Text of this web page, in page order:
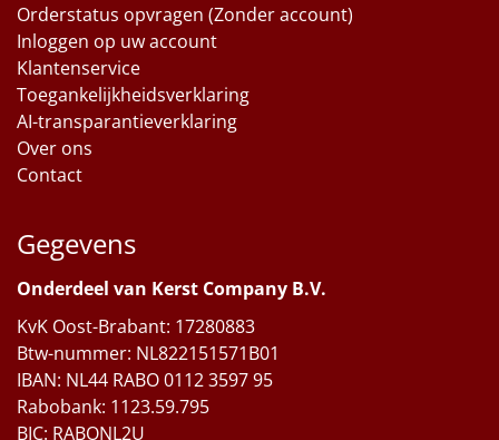
Orderstatus opvragen (Zonder account)
Inloggen op uw account
Klantenservice
Toegankelijkheidsverklaring
AI-transparantieverklaring
Over ons
Contact
Gegevens
Onderdeel van Kerst Company B.V.
KvK Oost-Brabant: 17280883
Btw-nummer: NL822151571B01
IBAN: NL44 RABO 0112 3597 95
Rabobank: 1123.59.795
BIC: RABONL2U